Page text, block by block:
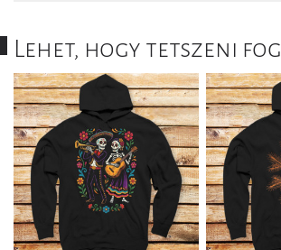
Lehet, hogy tetszeni fog